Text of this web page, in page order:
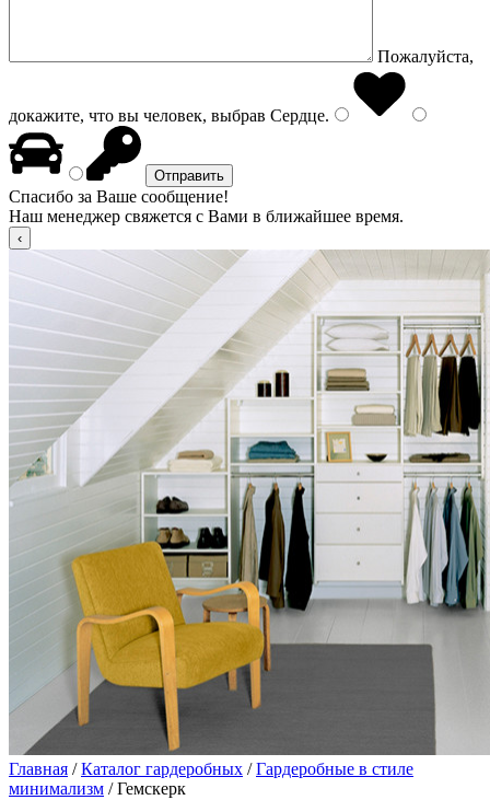
Пожалуйста,
докажите, что вы человек, выбрав Сердце.
Спасибо за Ваше сообщение!
Наш менеджер свяжется с Вами в ближайшее время.
Главная /Каталог гардеробных /Гардеробные в стиле
минимализм / Гемскерк